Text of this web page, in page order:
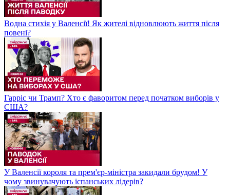
Водна стихія у Валенсії! Як жителі відновлюють життя після
повені?
Гарріс чи Трамп? Хто є фаворитом перед початком виборів у
США?
У Валенсії короля та прем'єр-міністра закидали брудом! У
чому звинувачують іспанських лідерів?